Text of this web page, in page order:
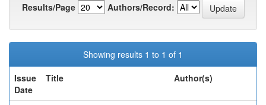
Results/Page
Authors/Record:
Showing results 1 to 1 of 1
Issue
Date
Title Author(s)